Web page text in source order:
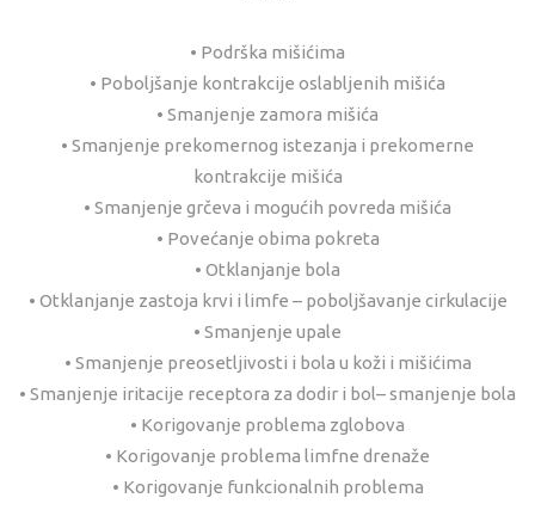
• Podrška mišićima
• Poboljšanje kontrakcije oslabljenih mišića
• Smanjenje zamora mišića
• Smanjenje prekomernog istezanja i prekomerne
kontrakcije mišića
• Smanjenje grčeva i mogućih povreda mišića
• Povećanje obima pokreta
• Otklanjanje bola
• Otklanjanje zastoja krvi i limfe – poboljšavanje cirkulacije
• Smanjenje upale
• Smanjenje preosetljivosti i bola u koži i mišićima
• Smanjenje iritacije receptora za dodir i bol– smanjenje bola
• Korigovanje problema zglobova
• Korigovanje problema limfne drenaže
• Korigovanje funkcionalnih problema